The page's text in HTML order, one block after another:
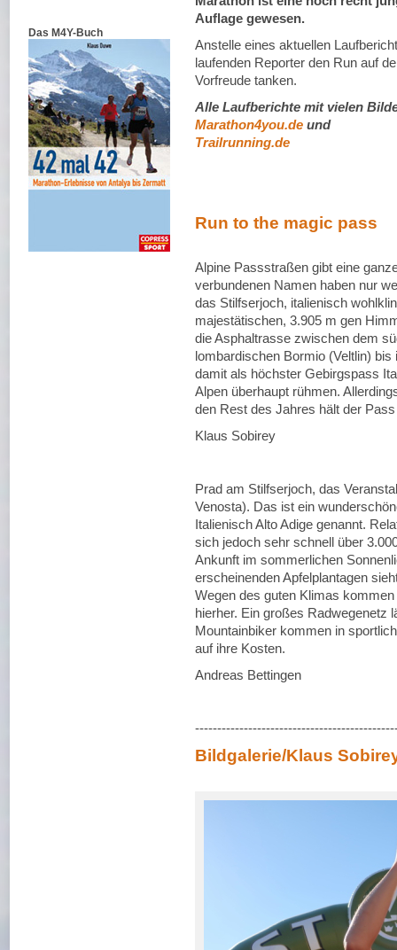
Das M4Y-Buch
Auflage gewesen.
Anstelle eines aktuellen
laufenden Reporter den Run auf
Vorfreude tanken.
Alle Laufberichte mit vielen
Marathon4you.de und
Trailrunning.de
Run to the magic pass
Alpine Passstraßen gibt eine
verbundenen Namen haben nur
das Stilfserjoch, italienisch
majestätischen, 3.905 m gen
die Asphaltrasse zwischen dem
lombardischen Bormio (Veltlin)
damit als höchster Gebirgspass
Alpen überhaupt rühmen.
den Rest des Jahres hält der
Klaus Sobirey
Prad am Stilfserjoch, das
Venosta). Das ist ein
Italienisch Alto Adige genannt.
sich jedoch sehr schnell über
Ankunft im sommerlichen
erscheinenden Apfelplantagen
Wegen des guten Klimas
hierher. Ein großes Radwegenetz
Mountainbiker kommen in
auf ihre Kosten.
Andreas Bettingen
Bildgalerie/Klaus